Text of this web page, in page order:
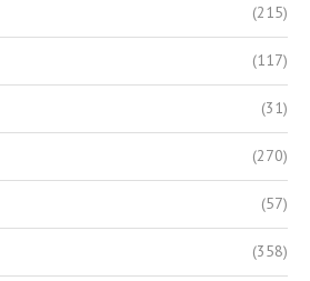
(215)
(117)
(31)
(270)
(57)
(358)